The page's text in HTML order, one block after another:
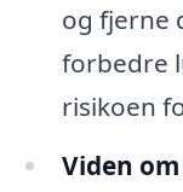
og fjerne
forbedre
risikoen
Viden